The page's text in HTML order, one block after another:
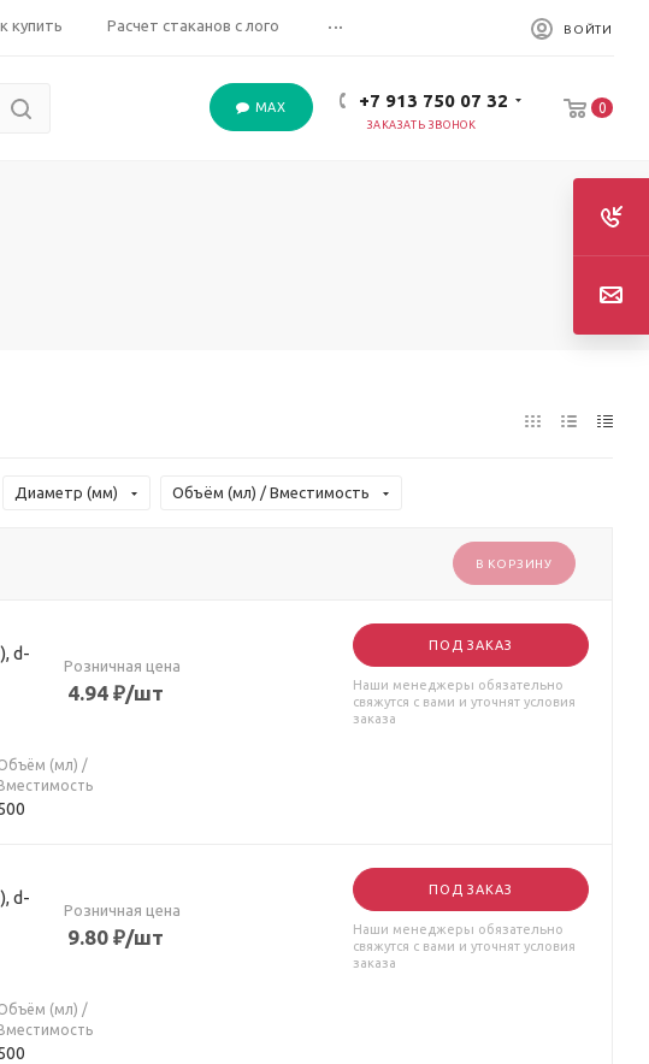
купить Расчет стаканов с лого ... ВОЙТИ
MAX +7 913 750 07 32
ЗАКАЗАТЬ ЗВОНОК
0
Диаметр (мм) Объём (мл) / Вместимость
В КОРЗИНУ
d-
Розничная цена
4.94 ₽/шт
ПОД ЗАКАЗ
Наши менеджеры обязательно
свяжутся с вами и уточнят условия
заказа
(мл) /
d-
Розничная цена
9.80 ₽/шт
ПОД ЗАКАЗ
Наши менеджеры обязательно
свяжутся с вами и уточнят условия
заказа
(мл) /